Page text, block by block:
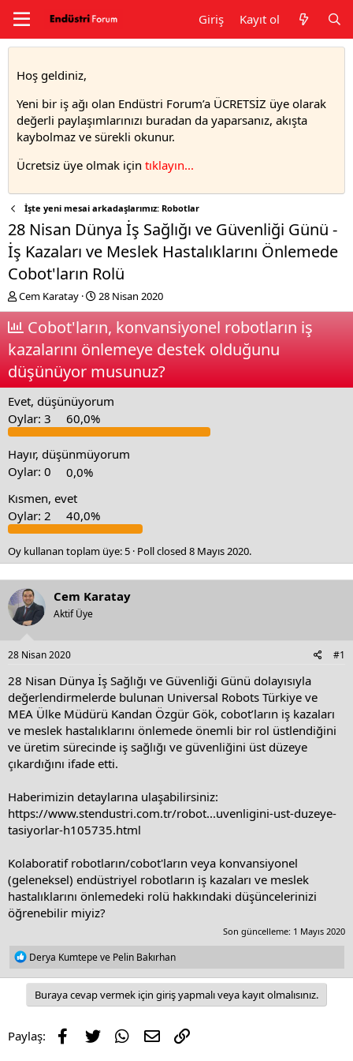
Giriş Kayıt ol
Hoş geldiniz,
Yeni bir iş ağı olan Endüstri Forum’a ÜCRETSİZ üye olarak
değerli paylaşımlarınızı buradan da yaparsanız, akışta
kaybolmaz ve sürekli okunur.
Ücretsiz üye olmak için tıklayın...
İşte yeni mesai arkadaşlarımız: Robotlar
28 Nisan Dünya İş Sağlığı ve Güvenliği Günü -
İş Kazaları ve Meslek Hastalıklarını Önlemede
Cobot'ların Rolü
T
h
r
e
a
d
s
a
r
t
e
Cem Karatay
S
t
a
r
t
d
a
e
28 Nisan 2020
Cobot'ların, konvansiyonel robotların iş
kazalarını önlemeye destek olduğunu
düşünüyor musunuz?
Evet, düşünüyorum
Oylar: 3 60,0%
Hayır, düşünmüyorum
Oylar: 0
0,0%
Kısmen, evet
Oylar: 2 40,0%
Oy kullanan toplam üye 5 Poll closed 8 Mayıs 2020.
Cem Karatay
Aktif Üye
28 Nisan 2020 #1
28 Nisan Dünya İş Sağlığı ve Güvenliği Günü dolayısıyla
değerlendirmelerde bulunan Universal Robots Türkiye ve
MEA Ülke Müdürü Kandan Özgür Gök, cobot’ların iş kazaları
ve meslek hastalıklarını önlemede önemli bir rol üstlendiğini
ve üretim sürecinde iş sağlığı ve güvenliğini üst düzeye
çıkardığını ifade etti.
Haberimizin detaylarına ulaşabilirsiniz:
https://www.stendustri.com.tr/robot...uvenligini-ust-duzeye-
tasiyorlar-h105735.html
Kolaboratif robotların/cobot'ların veya konvansiyonel
(geleneksel) endüstriyel robotların iş kazaları ve meslek
hastalıklarını önlemedeki rolü hakkındaki düşüncelerinizi
öğrenebilir miyiz?
Son güncelleme: 1 Mayıs 2020
R
a
t
o
n
Derya Kumtepeve Pelin Bakırhan
Buraya cevap vermek için giriş yapmalı veya kayıt olmalısınız.
Paylaş: Facebook
Twitter WhatsApp
E-posta